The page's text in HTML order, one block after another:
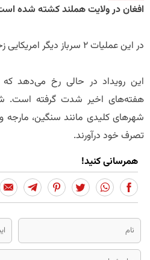
افغان در ولایت هملند کشته شده
در این عملیات ۲ سرباز دیگر امریکایی زخم برداشته‌اند.
این رویداد در حالی رخ می‌دهد که
هفته‌های اخیر شدت گرفته است.
شهرهای کلیدی مانند سنگین، مارجه
تصرف خود درآورند.
همرسانی کنید!